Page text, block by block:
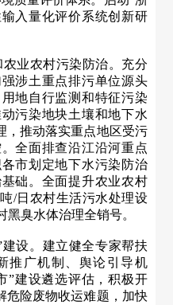
入量化评价系统创新研
业农村污染防治。充分
涉土重点排污单位源头
地自行监测和特征污染
污染地块土壤和地下水
，推动落实重点地区受污
全面排查沿江沿河重点
市划定地下水污染防治
础。全面提升农业农村
/日农村生活污水处理设
臭水体治理全销号。
设。建立健全专家帮扶
推广机制、舆论引导机
”建设遴选评估，积极开
危险废物收运难题，加快